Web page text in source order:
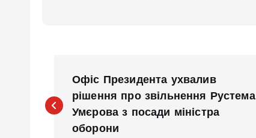
а
Офіс Президента ухвалив
рішення про звільнення Рустема
Умєрова з посади міністра
оборони